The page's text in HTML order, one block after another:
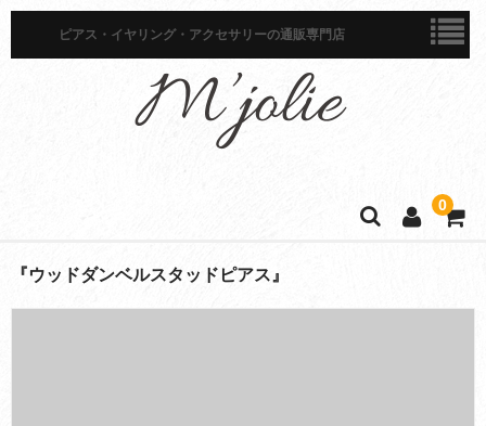
ピアス・イヤリング・アクセサリーの通販専門店
0
ホーム
『ウッドダンベルスタッドピアス』